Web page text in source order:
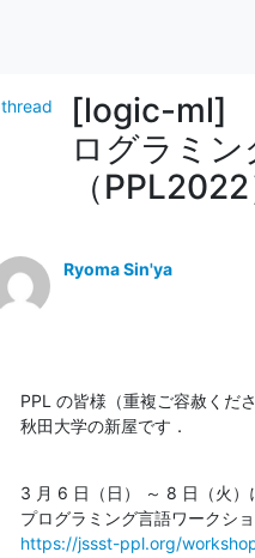
thread
[logic-ml]
ログラミ
（PPL2022
Ryoma Sin'ya
PPL の皆様（重複ご容赦くだ
秋田大学の新屋です．
3 月 6 日（日） ～ 8 日（火
https://jssst-ppl.org/